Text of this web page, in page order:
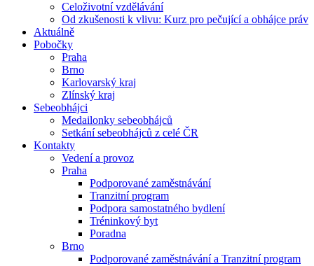
Celoživotní vzdělávání
Od zkušenosti k vlivu: Kurz pro pečující a obhájce práv
Aktuálně
Pobočky
Praha
Brno
Karlovarský kraj
Zlínský kraj
Sebeobhájci
Medailonky sebeobhájců
Setkání sebeobhájců z celé ČR
Kontakty
Vedení a provoz
Praha
Podporované zaměstnávání
Tranzitní program
Podpora samostatného bydlení
Tréninkový byt
Poradna
Brno
Podporované zaměstnávání a Tranzitní program